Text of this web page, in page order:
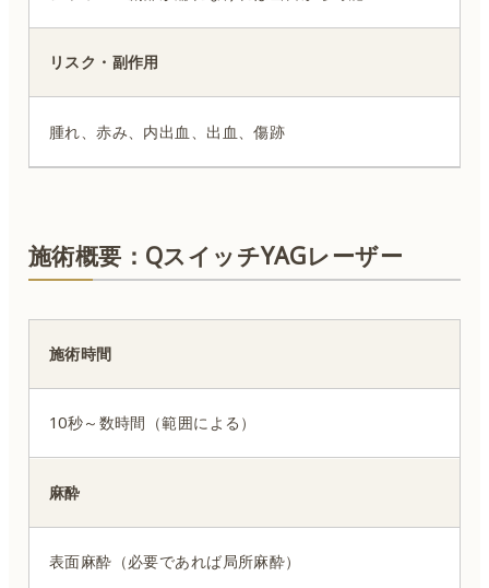
リスク・副作用
腫れ、赤み、内出血、出血、傷跡
施術概要：QスイッチYAGレーザー
施術時間
10秒～数時間（範囲による）
麻酔
表面麻酔（必要であれば局所麻酔）